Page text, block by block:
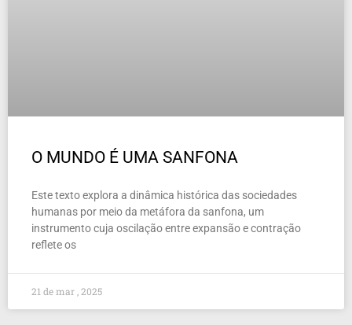
O MUNDO É UMA SANFONA
Este texto explora a dinâmica histórica das sociedades
humanas por meio da metáfora da sanfona, um
instrumento cuja oscilação entre expansão e contração
reflete os
21 de mar , 2025